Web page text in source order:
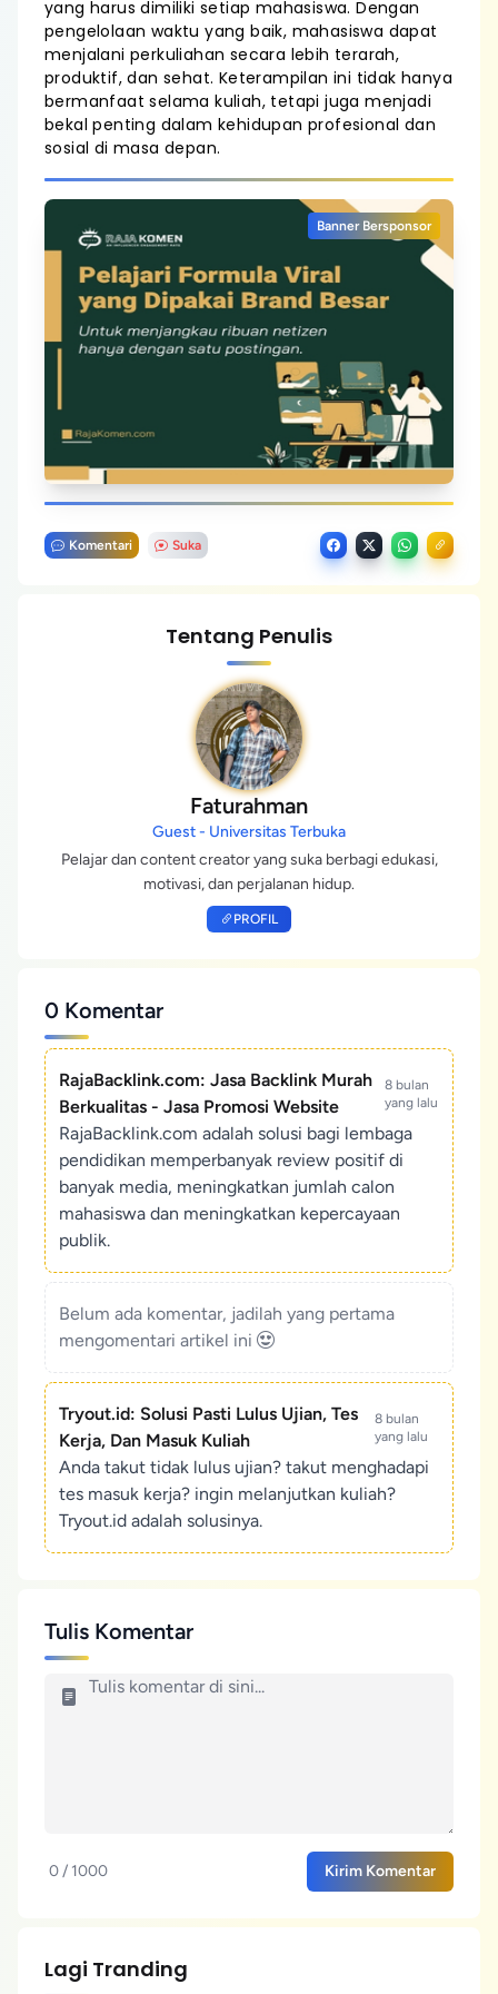
yang harus dimiliki setiap mahasiswa. Dengan
pengelolaan waktu yang baik, mahasiswa dapat
menjalani perkuliahan secara lebih terarah,
produktif, dan sehat. Keterampilan ini tidak hanya
bermanfaat selama kuliah, tetapi juga menjadi
bekal penting dalam kehidupan profesional dan
sosial di masa depan.
Banner Bersponsor
Komentari Suka
Tentang Penulis
Faturahman
Guest - Universitas Terbuka
Pelajar dan content creator yang suka berbagi edukasi,
motivasi, dan perjalanan hidup.
PROFIL
0 Komentar
RajaBacklink.com: Jasa Backlink Murah
Berkualitas - Jasa Promosi Website
8 bulan
yang lalu
RajaBacklink.com adalah solusi bagi lembaga
pendidikan memperbanyak review positif di
banyak media, meningkatkan jumlah calon
mahasiswa dan meningkatkan kepercayaan
publik.
Belum ada komentar, jadilah yang pertama
mengomentari artikel ini
Tryout.id: Solusi Pasti Lulus Ujian, Tes
Kerja, Dan Masuk Kuliah
8 bulan
yang lalu
Anda takut tidak lulus ujian? takut menghadapi
tes masuk kerja? ingin melanjutkan kuliah?
Tryout.id adalah solusinya.
Tulis Komentar
0 / 1000 Kirim Komentar
Lagi Tranding